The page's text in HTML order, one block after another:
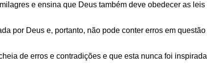
e ensina que Deus também deve obedecer as leis
por Deus e, portanto, não pode conter erros em questão
de erros e contradições e que esta nunca foi